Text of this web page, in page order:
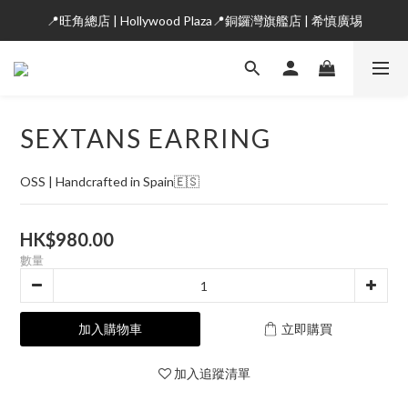
📍旺角總店 | Hollywood Plaza📍銅鑼灣旗艦店 | 希慎廣埸
SEXTANS EARRING
OSS | Handcrafted in Spain🇪🇸
HK$980.00
數量
加入購物車 立即購買
加入追蹤清單